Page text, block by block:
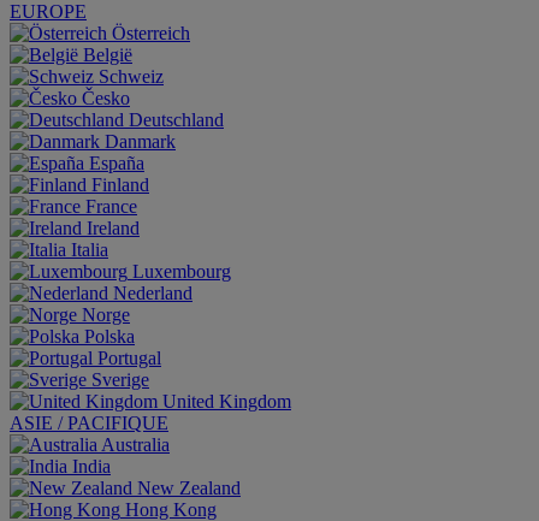
EUROPE
Österreich
België
Schweiz
Česko
Deutschland
Danmark
España
Finland
France
Ireland
Italia
Luxembourg
Nederland
Norge
Polska
Portugal
Sverige
United Kingdom
ASIE / PACIFIQUE
Australia
India
New Zealand
Hong Kong